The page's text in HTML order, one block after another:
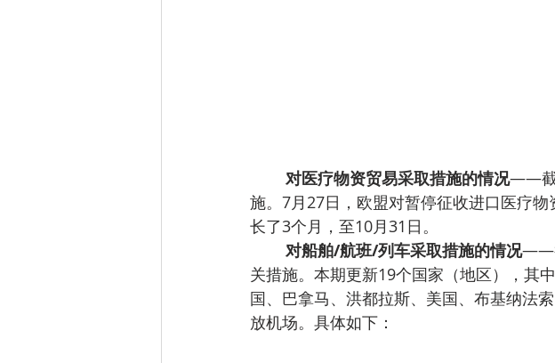
对医疗物资贸易采取措施的情况——截
施。7月27日，欧盟对暂停征收进口医疗
长了3个月，至10月31日。
对船舶/航班/列车采取措施的情况——
关措施。本期更新19个国家（地区），其
国、巴拿马、洪都拉斯、美国、布基纳法
放机场。具体如下：